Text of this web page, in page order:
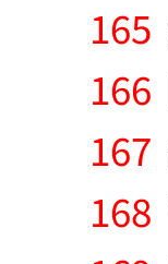
165
166
167
168